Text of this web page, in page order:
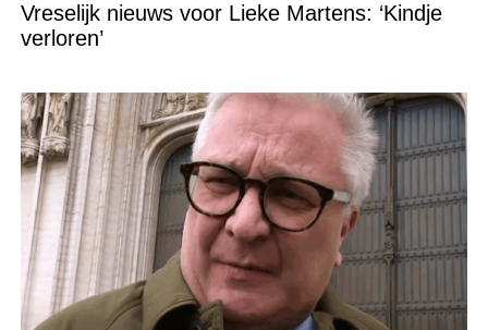
Vreselijk nieuws voor Lieke Martens: ‘Kindje
verloren’